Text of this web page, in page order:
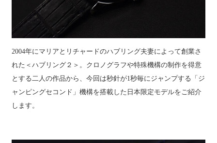
2004年にマリアとリチャードのハブリング夫妻によって創業さ
れた＜ハブリング２＞。クロノグラフや特殊機構の制作を得意
とする二人の作品から、今回は秒針が1秒毎にジャンプする「ジ
ャンピングセコンド」機構を搭載した日本限定モデルをご紹介
します。